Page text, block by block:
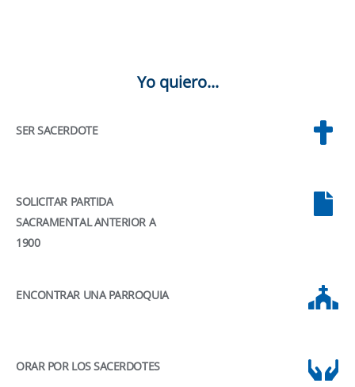
Yo quiero...
SER SACERDOTE
SOLICITAR PARTIDA
SACRAMENTAL ANTERIOR A
1900
ENCONTRAR UNA PARROQUIA
ORAR POR LOS SACERDOTES